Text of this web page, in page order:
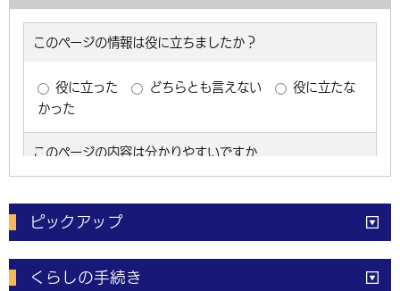
ピックアップ
電子申請 窓口の混雑状況
くらしの手続き